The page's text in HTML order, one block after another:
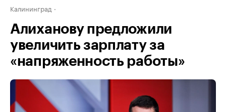
Калининград
Алиханову предложили
увеличить зарплату за
«напряженность работы»